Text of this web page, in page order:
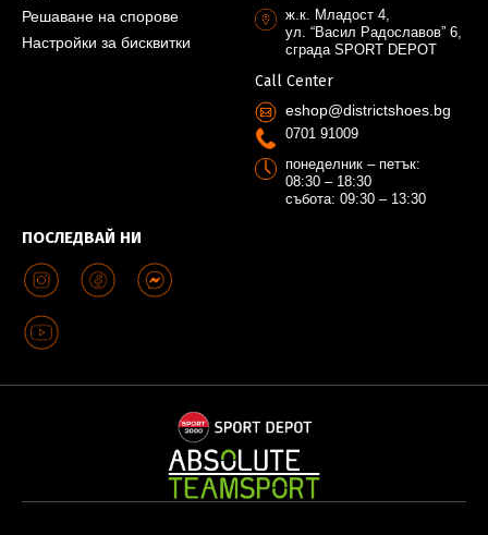
Решаване на спорове
Настройки за бисквитки
ПОСЛЕДВАЙ НИ
ж.к. Младост 4,
ул. “Васил Радославов” 6,
сграда SPORT DEPOT
Call Center
eshop@districtshoes.bg
0701 91009
понеделник – петък:
08:30 – 18:30
събота: 09:30 – 13:30